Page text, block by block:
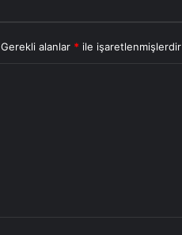
Gerekli alanlar * ile işaretlenmişlerdir